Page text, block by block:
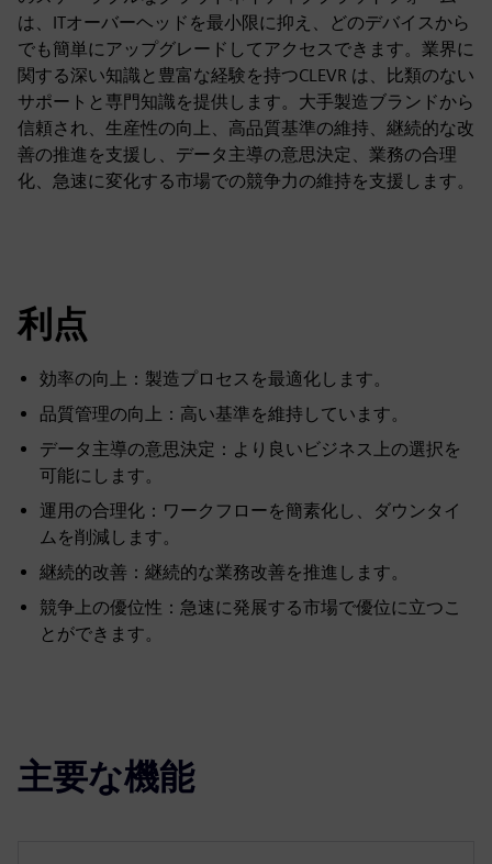
は、ITオーバーヘッドを最小限に抑え、どのデバイスから
でも簡単にアップグレードしてアクセスできます。業界に
関する深い知識と豊富な経験を持つCLEVR は、比類のない
サポートと専門知識を提供します。大手製造ブランドから
信頼され、生産性の向上、高品質基準の維持、継続的な改
善の推進を支援し、データ主導の意思決定、業務の合理
化、急速に変化する市場での競争力の維持を支援します。
利点
効率の向上：製造プロセスを最適化します。
品質管理の向上：高い基準を維持しています。
データ主導の意思決定：より良いビジネス上の選択を
可能にします。
運用の合理化：ワークフローを簡素化し、ダウンタイ
ムを削減します。
継続的改善：継続的な業務改善を推進します。
競争上の優位性：急速に発展する市場で優位に立つこ
とができます。
主要な機能